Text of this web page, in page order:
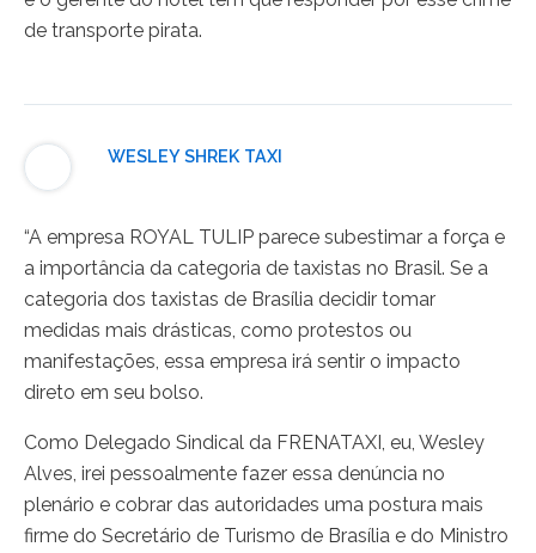
de transporte pirata.
WESLEY SHREK TAXI
“A empresa ROYAL TULIP parece subestimar a força e
a importância da categoria de taxistas no Brasil. Se a
categoria dos taxistas de Brasília decidir tomar
medidas mais drásticas, como protestos ou
manifestações, essa empresa irá sentir o impacto
direto em seu bolso.
Como Delegado Sindical da FRENATAXI, eu, Wesley
Alves, irei pessoalmente fazer essa denúncia no
plenário e cobrar das autoridades uma postura mais
firme do Secretário de Turismo de Brasília e do Ministro